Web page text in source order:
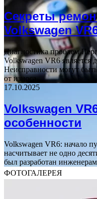
Секреты
Volkswagen
Диагностика проблем
Volkswagen VR6 является
Неисправности могут
от износа…
17.10.2025
Volkswagen
особенности
Volkswagen VR6: начало
насчитывает не одно
был разработан
ФОТОГАЛЕРЕЯ